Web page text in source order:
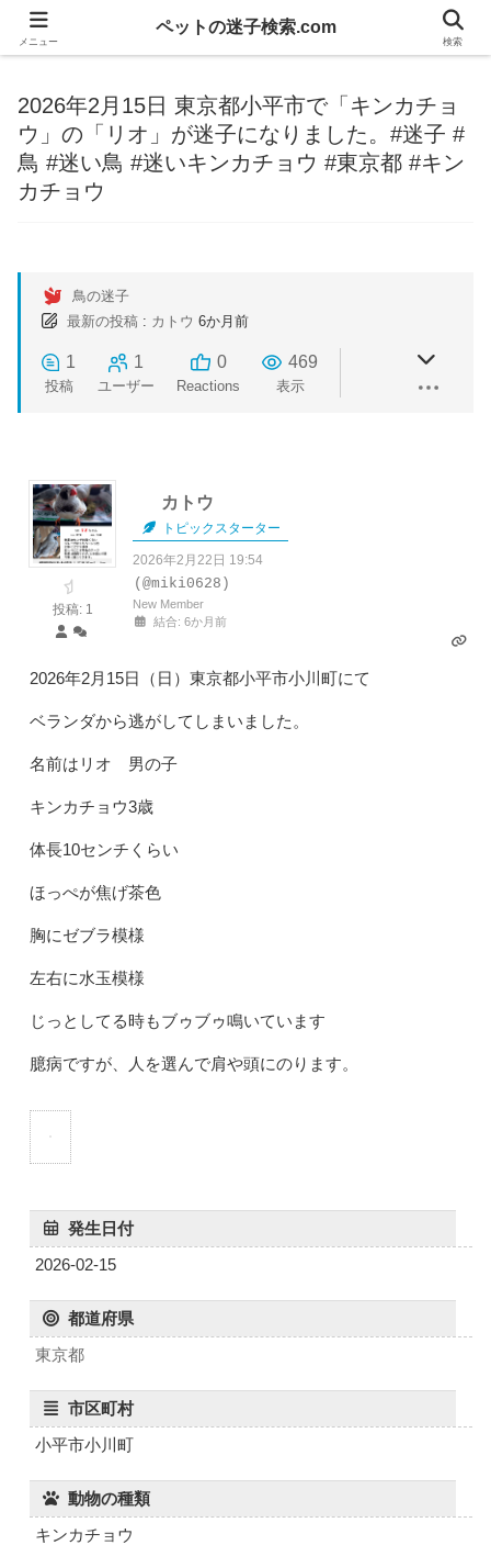
2026年2月15日 東京都小平市で「キンカチョ
ウ」の「リオ」が迷子になりました。#迷子 #
鳥 #迷い鳥 #迷いキンカチョウ #東京都 #キン
カチョウ
鳥の迷子
最新の投稿 : カトウ 6か月前
1
投稿
1
ユーザー
0
Reactions
469
表示
投稿: 1
カトウ
トピックスターター
2026年2月22日 19:54
(@miki0628)
New Member
結合: 6か月前
2026年2月15日（日）東京都小平市小川町にて
ベランダから逃がしてしまいました。
名前はリオ 男の子
キンカチョウ3歳
体長10センチくらい
ほっぺが焦げ茶色
胸にゼブラ模様
左右に水玉模様
じっとしてる時もブゥブゥ鳴いています
臆病ですが、人を選んで肩や頭にのります。
発生日付
2026-02-15
都道府県
東京都
市区町村
小平市小川町
動物の種類
キンカチョウ
メニュー
ペットの迷子検索.com
検索